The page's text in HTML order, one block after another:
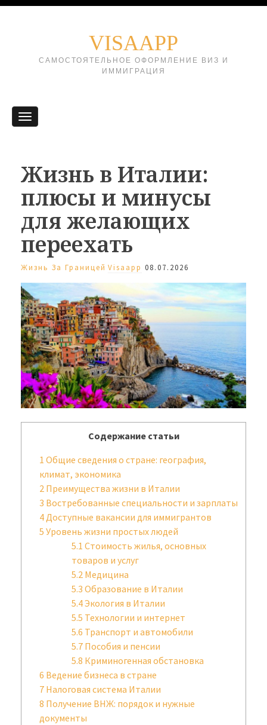
VISAAPP
САМОСТОЯТЕЛЬНОЕ ОФОРМЛЕНИЕ ВИЗ И
ИММИГРАЦИЯ
Жизнь в Италии:
плюсы и минусы
для желающих
переехать
Жизнь За Границей Visaapp 08.07.2026
Содержание статьи
1 Общие сведения о стране: география,
климат, экономика
2 Преимущества жизни в Италии
3 Востребованные специальности и зарплаты
4Доступные вакансии для иммигрантов
5 Уровень жизни простых людей
5.1 Стоимость жилья, основных
товаров и услуг
5.2 Медицина
5.3 Образование в Италии
5.4Экология в Италии
5.5 Технологии и интернет
5.6 Транспорт и автомобили
5.7 Пособия и пенсии
5.8 Криминогенная обстановка
6 Ведение бизнеса в стране
7 Налоговая система Италии
8 Получение ВНЖ: порядок и нужные
документы